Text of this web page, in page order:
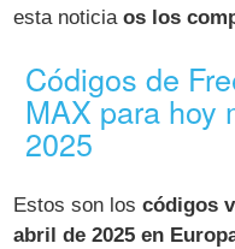
esta noticiaos los
Códigos de
MAX para hoy
2025
Estos son loscódigos
abril de 2025 en